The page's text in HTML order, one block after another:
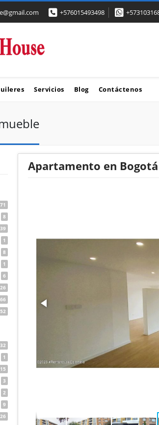
+576015493498
Servicios Blog Contáctenos
8
1
8
1
6
26
66
52
32
1
15
3
2
9
26
Apartamento en Bogotá